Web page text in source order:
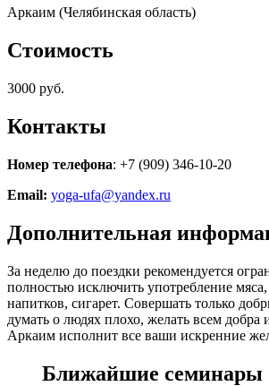
Аркаим (Челябинская область)
Стоимость
3000 руб.
Контакты
Номер телефона: +7 (909) 346-10-20
Email: yoga-ufa@yandex.ru
Дополнительная
За неделю до поездки рекомендуется
полностью исключить употребление
напитков, сигарет. Совершать только
думать о людях плохо, желать всем добра
Аркаим исполнит все ваши искренние
Ближайшие семинары